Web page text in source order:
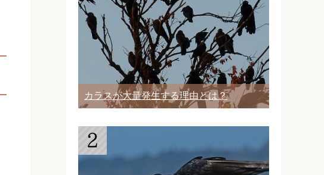
カラスが大量発生する理由とは？